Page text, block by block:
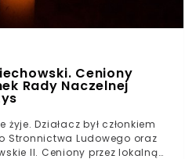
Ceniony
Rady Naczelnej
Działacz był członkiem
Stronnictwa Ludowego oraz
II. Ceniony przez lokalną